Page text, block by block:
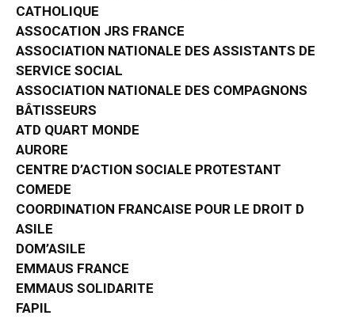
CATHOLIQUE
ASSOCATION JRS FRANCE
ASSOCIATION NATIONALE DES ASSISTANTS DE
SERVICE SOCIAL
ASSOCIATION NATIONALE DES COMPAGNONS
BÂTISSEURS
ATD QUART MONDE
AURORE
CENTRE D’ACTION SOCIALE PROTESTANT
COMEDE
COORDINATION FRANCAISE POUR LE DROIT D
ASILE
DOM’ASILE
EMMAUS FRANCE
EMMAUS SOLIDARITE
FAPIL